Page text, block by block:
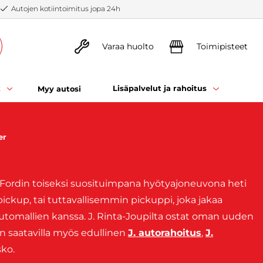
Autojen kotiintoimitus jopa 24h
Varaa huolto Toimipisteet
Myy autosi Lisäpalvelut ja rahoitus
toiseksi suosituimpana hyötyajoneuvona heti
tai tuttavallisemmin pickuppi, joka jakaa
kanssa. J. Rinta-Joupilta ostat oman uuden
saatavilla myös edullinen J. autorahoitus, J.